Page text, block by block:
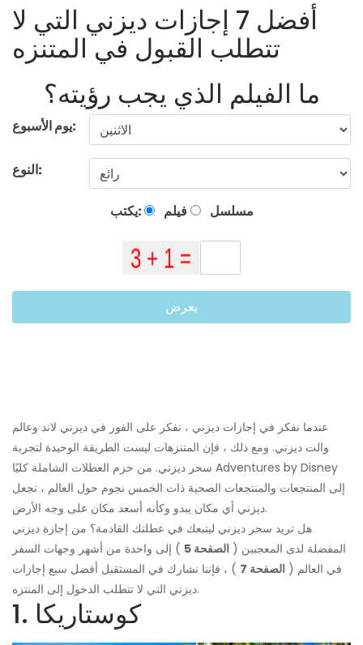
أفضل 7 إجازات ديزني التي لا
تتطلب القبول في المتنزه
ما الفيلم الذي يجب رؤيته؟
يوم الأسبوع:
النوع:
يكتب: فيلم مسلسل
يعرض
عندما نفكر في إجازات ديزني ، نفكر على الفور في ديزني لاند وعالم
والت ديزني. ومع ذلك ، فإن المتنزهات ليست الطريقة الوحيدة لتجربة
سحر ديزني. من حزم العطلات الشاملة كليًا Adventures by Disney
إلى المنتجعات والمنتجعات الصحية ذات الخمس نجوم حول العالم ، تجعل
ديزني أي مكان يبدو وكأنه أسعد مكان على وجه الأرض.
هل تريد سحر ديزني ليتبعك في عطلتك القادمة؟ من إجازة ديزني
المفضلة لدى المعجبين ( الصفحة 5
) إلى واحدة من أشهر وجهات السفر
في العالم ( الصفحة 7
) ، فإننا نشارك في المستقبل أفضل سبع إجازات
ديزني التي لا تتطلب الدخول إلى المنتزه.
1. كوستاريكا